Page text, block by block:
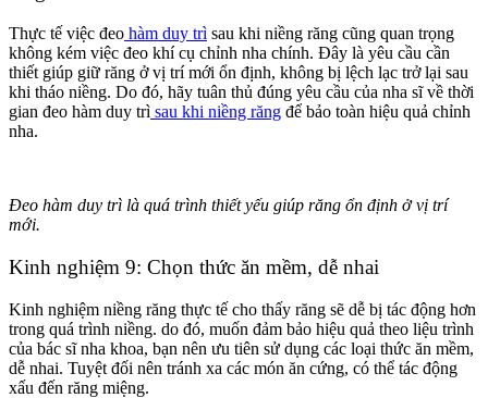
Thực tế việc đeo hàm duy trì sau khi niềng răng cũng quan trọng
không kém việc đeo khí cụ chỉnh nha chính. Đây là yêu cầu cần
thiết giúp giữ răng ở vị trí mới ổn định, không bị lệch lạc trở lại sau
khi tháo niềng. Do đó, hãy tuân thủ đúng yêu cầu của nha sĩ về thời
gian đeo hàm duy trì sau khi niềng răng để bảo toàn hiệu quả chỉnh
nha.
Đeo hàm duy trì là quá trình thiết yếu giúp răng ổn định ở vị trí
mới.
Kinh nghiệm 9: Chọn thức ăn mềm, dễ nhai
Kinh nghiệm niềng răng thực tế cho thấy răng sẽ dễ bị tác động hơn
trong quá trình niềng. do đó, muốn đảm bảo hiệu quả theo liệu trình
của bác sĩ nha khoa, bạn nên ưu tiên sử dụng các loại thức ăn mềm,
dễ nhai. Tuyệt đối nên tránh xa các món ăn cứng, có thể tác động
xấu đến răng miệng.